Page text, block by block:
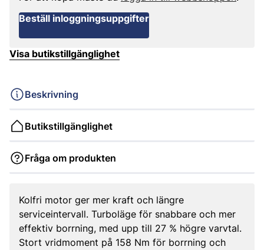
Beställ inloggningsuppgifter
Visa butikstillgänglighet
Beskrivning
Butikstillgänglighet
Fråga om produkten
Kolfri motor ger mer kraft och längre
serviceintervall. Turboläge för snabbare och mer
effektiv borrning, med upp till 27 % högre varvtal.
Stort vridmoment på 158 Nm för borrning och